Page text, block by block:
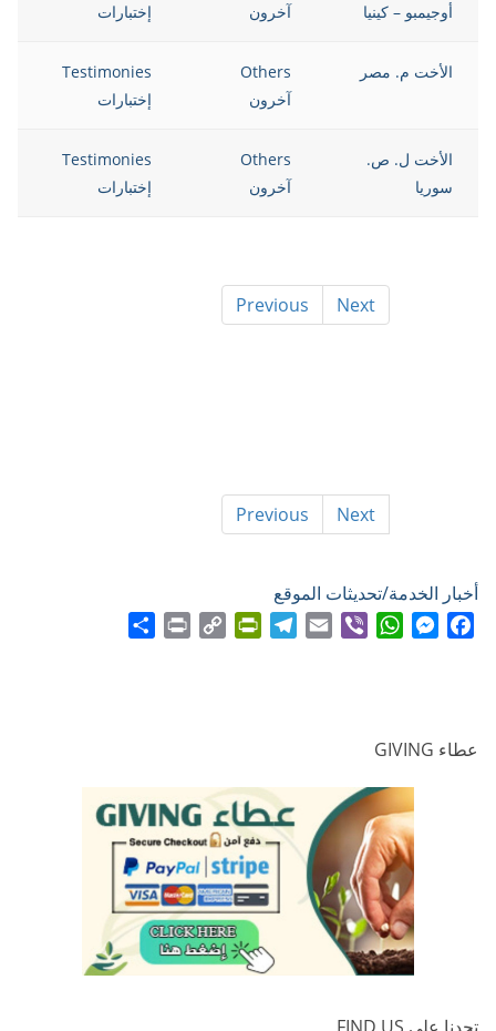
أوجيمبو – كينيا
آخرون
إختبارات
الأخت م. مصر
Others
آخرون
Testimonies
إختبارات
الأخت ل. ص.
سوريا
Others
آخرون
Testimonies
إختبارات
Previous Next
Previous Next
أخبار الخدمة/تحديثات الموقع
عطاء GIVING